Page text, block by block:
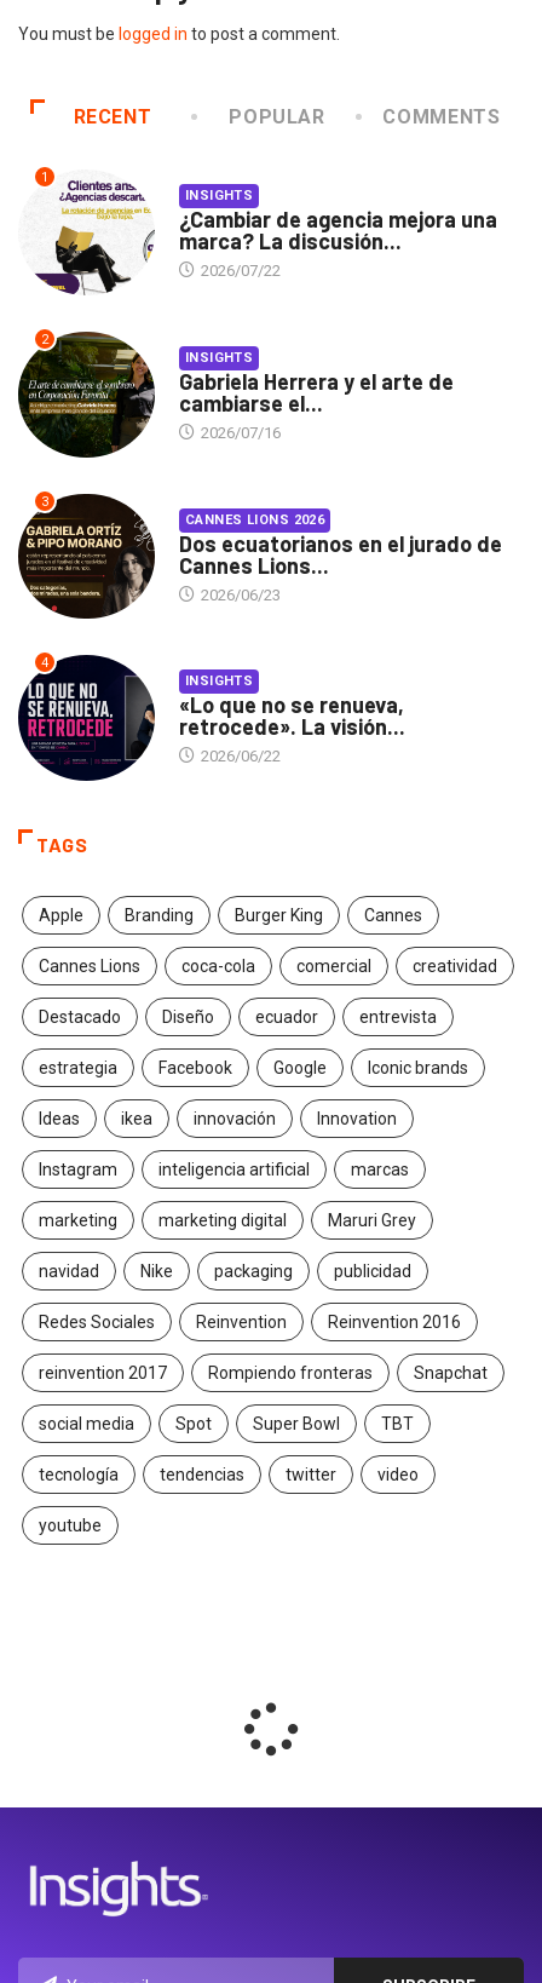
You must be logged in to post a comment.
RECENT POPULAR COMMENTS
1
INSIGHTS
¿Cambiar de agencia mejora una
marca? La discusión...
2026/07/22
2
INSIGHTS
Gabriela Herrera y el arte de
cambiarse el...
2026/07/16
3
CANNES LIONS 2026
Dos ecuatorianos en el jurado de
Cannes Lions...
2026/06/23
4
INSIGHTS
«Lo que no se renueva,
retrocede». La visión...
2026/06/22
TAGS
Apple Branding Burger King Cannes
Cannes Lions coca-cola comercial creatividad
Destacado Diseño ecuador entrevista
estrategia Facebook Google Iconic brands
Ideas ikea innovación Innovation
Instagram inteligencia artificial marcas
marketing marketing digital Maruri Grey
navidad Nike packaging publicidad
Redes Sociales Reinvention Reinvention 2016
reinvention 2017 Rompiendo fronteras Snapchat
social media Spot Super Bowl TBT
tecnología tendencias twitter video
youtube